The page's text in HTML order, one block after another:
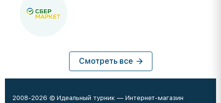
Смотреть все
2008-2026 © Идеальный турник — Интернет-магазин